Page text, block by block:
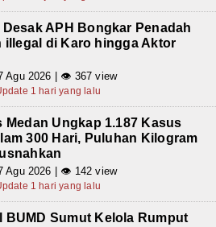
Desak APH Bongkar Penadah
illegal di Karo hingga Aktor
Agu 2026 | 👁 367 view
1 hari yang lalu
Medan Ungkap 1.187 Kasus
300 Hari, Puluhan Kilogram
Agu 2026 | 👁 142 view
1 hari yang lalu
BUMD Sumut Kelola Rumput